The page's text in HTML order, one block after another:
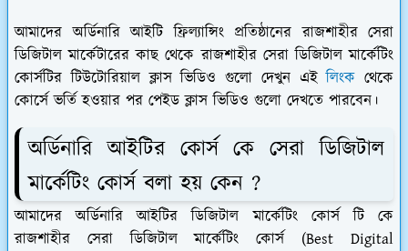
আমাদের অর্ডিনারি আইটি ফ্রিল্যান্সিং প্রতিষ্ঠানের রাজশাহীর সেরা
ডিজিটাল মার্কেটারের কাছ থেকে রাজশাহীর সেরা ডিজিটাল মার্কেটিং
কোর্সটির টিউটোরিয়াল ক্লাস ভিডিও গুলো দেখুন এইলিংক থেকে
কোর্সে ভর্তি হওয়ার পর পেইড ক্লাস ভিডিও গুলো দেখতে পারবেন।
অর্ডিনারি আইটির কোর্স কে সেরা ডিজিটাল
মার্কেটিং কোর্স বলা হয় কেন ?
আমাদের অর্ডিনারি আইটির ডিজিটাল মার্কেটিং কোর্স টি কে
রাজশাহীর সেরা ডিজিটাল মার্কেটিং কোর্স (Best Digital